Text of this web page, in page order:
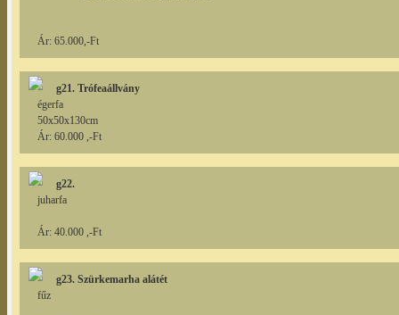
Ár: 65.000,-Ft
g21. Trófeaállvány
égerfa
50x50x130cm
Ár: 60.000 ,-Ft
g22.
juharfa
Ár: 40.000 ,-Ft
g23. Szürkemarha alátét
fűz